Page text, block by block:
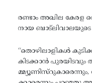
രണ്ടാം അഖില കേരള
നായ
“തൊഴിലാളികൾ
കിടക്കാൻ പുരയിടവും